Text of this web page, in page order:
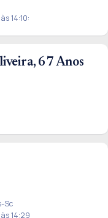
14:10:
67 Anos
Sc
14:29